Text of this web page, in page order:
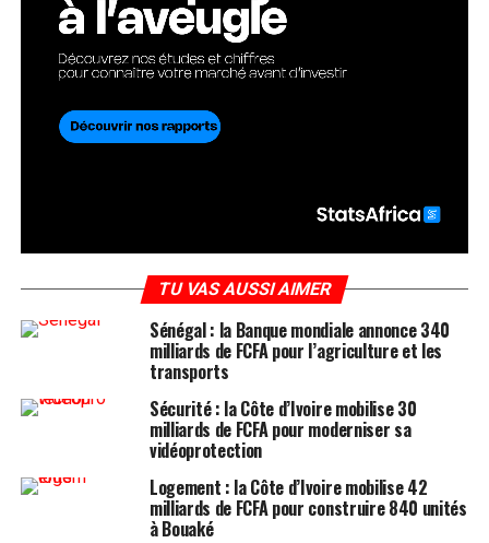
TU VAS AUSSI AIMER
Sénégal : la Banque mondiale annonce 340
milliards de FCFA pour l’agriculture et les
transports
Sécurité : la Côte d’Ivoire mobilise 30
milliards de FCFA pour moderniser sa
vidéoprotection
Logement : la Côte d’Ivoire mobilise 42
milliards de FCFA pour construire 840 unités
à Bouaké